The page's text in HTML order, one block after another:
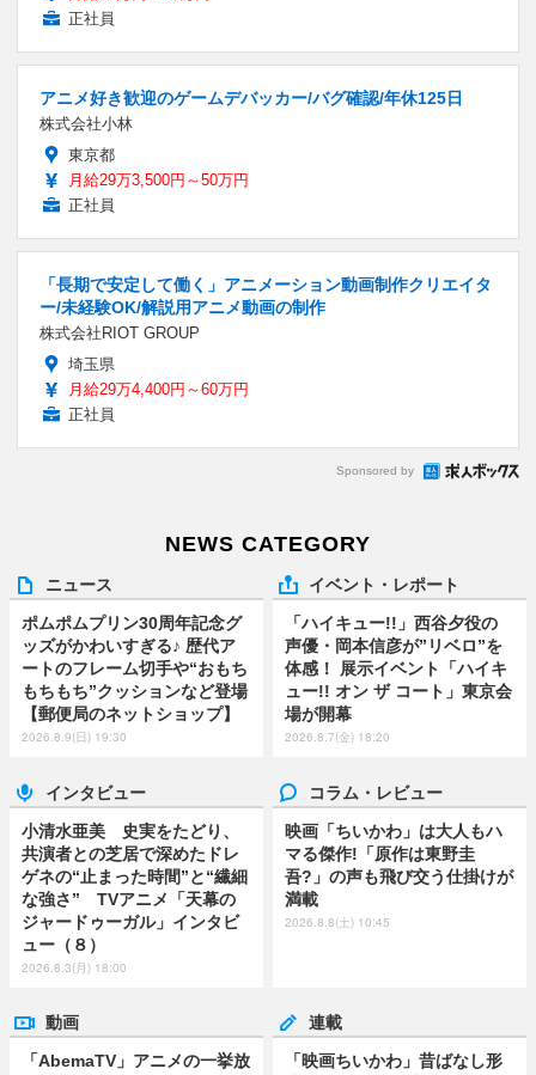
正社員
アニメ好き歓迎のゲームデバッカー/バグ確認/年休125日
株式会社小林
東京都
月給29万3,500円～50万円
正社員
「長期で安定して働く」アニメーション動画制作クリエイタ
ー/未経験OK/解説用アニメ動画の制作
株式会社RIOT GROUP
埼玉県
月給29万4,400円～60万円
正社員
Sponsored by
NEWS CATEGORY
ニュース
ポムポムプリン30周年記念グ
ッズがかわいすぎる♪ 歴代ア
ートのフレーム切手や“おもち
もちもち”クッションなど登場
【郵便局のネットショップ】
2026.8.9(日) 19:30
イベント・レポート
「ハイキュー!!」西谷夕役の
声優・岡本信彦が”リベロ”を
体感！ 展示イベント「ハイキ
ュー!! オン ザ コート」東京会
場が開幕
2026.8.7(金) 18:20
インタビュー
小清水亜美 史実をたどり、
共演者との芝居で深めたドレ
ゲネの“止まった時間”と“繊細
な強さ” TVアニメ「天幕の
ジャードゥーガル」インタビ
ュー（８）
2026.8.3(月) 18:00
コラム・レビュー
映画「ちいかわ」は大人もハ
マる傑作!「原作は東野圭
吾?」の声も飛び交う仕掛けが
満載
2026.8.8(土) 10:45
動画
「AbemaTV」アニメの一挙放
連載
「映画ちいかわ」昔ばなし形